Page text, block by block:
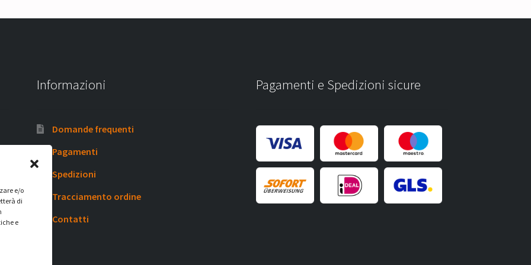
e/o
di
e
Informazioni
Domande frequenti
Pagamenti
Spedizioni
Tracciamento ordine
Contatti
Pagamenti e Spedizioni sicure